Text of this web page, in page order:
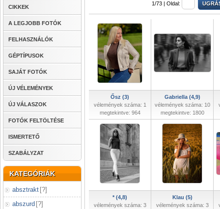
CIKKEK
A LEGJOBB FOTÓK
FELHASZNÁLÓK
GÉPTÍPUSOK
SAJÁT FOTÓK
ÚJ VÉLEMÉNYEK
ÚJ VÁLASZOK
FOTÓK FELTÖLTÉSE
ISMERTETŐ
SZABÁLYZAT
KATEGÓRIÁK
absztrakt [?]
abszurd [?]
1/73 | Oldal:
Ősz (3)
vélemények száma: 1
megtekintve: 964
Gabriella (4,9)
vélemények száma: 10
megtekintve: 1800
* (4,8)
vélemények száma: 3
Klau (5)
vélemények száma: 3